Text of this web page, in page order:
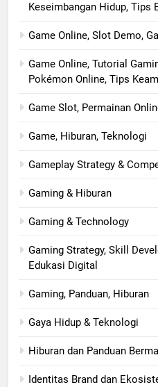
Keseimbangan Hidup, Tips
Game Online, Slot Demo,
Game Online, Tutorial
Pokémon Online, Tips
Game Slot, Permainan
Game, Hiburan, Teknologi
Gameplay Strategy &
Gaming & Hiburan
Gaming & Technology
Gaming Strategy, Skill
Edukasi Digital
Gaming, Panduan, Hiburan
Gaya Hidup & Teknologi
Hiburan dan Panduan
Identitas Brand dan